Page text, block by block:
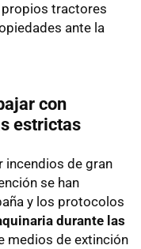
tractores
ante la
con
estrictas
incendios de gran
se han
y los protocolos
durante las
medios de extinción